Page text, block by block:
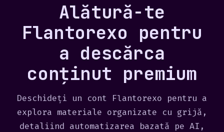
Alătură-te
Flantorexo pentru
a descărca
conținut premium
Deschideți un cont Flantorexo pentru a
explora materiale organizate cu grijă,
detaliind automatizarea bazată pe AI,